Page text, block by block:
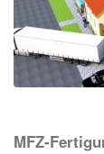
MFZ-